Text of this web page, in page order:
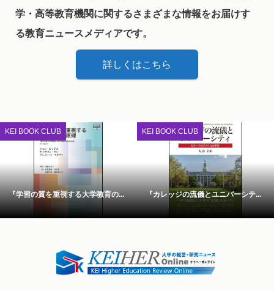
学・高等教育機関に関するさまざまな情報をお届けす
る教育ニュースメディアです。
詳しくはこちら
KEI BOOK CLUB
『学習の質を重視する大学教育の...
KEI BOOK CLUB
『カレッジの流儀とユニバーシテ...